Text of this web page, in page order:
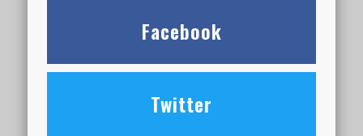
Facebook
Twitter